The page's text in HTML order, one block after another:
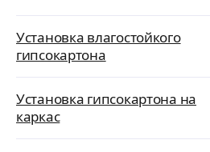
Установка влагостойкого
гипсокартона
Установка гипсокартона на
каркас